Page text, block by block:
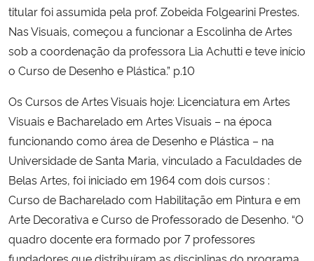
Ministério da Ciência, Tecnologia, Inovações e Comunicações
Ministério do Meio Ambiente
Ministério do Turismo
Ministério do Desenvolvimento Regional
Ministério da Mulher, da Família e dos Direitos Humanos
Secretaria-Geral
titular foi assumida pela prof. Zobeida Folgearini Prestes.
Nas Visuais, começou a funcionar a Escolinha de Artes
sob a coordenação da professora Lia Achutti e teve início
o Curso de Desenho e Plástica.” p.10
Os Cursos de Artes Visuais hoje: Licenciatura em Artes
Visuais e Bacharelado em Artes Visuais – na época
funcionando como área de Desenho e Plástica – na
Universidade de Santa Maria, vinculado a Faculdades de
Belas Artes, foi iniciado em 1964 com dois cursos :
Curso de Bacharelado com Habilitação em Pintura e em
Arte Decorativa e Curso de Professorado de Desenho. “O
quadro docente era formado por 7 professores
fundadores que distribuíram as disciplinas do programa